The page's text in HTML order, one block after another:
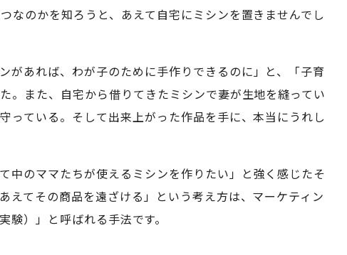
なのかを知ろうと、あえて自宅にミシンを置きませんでし
があれば、わが子のために手作りできるのに」と、「子育
。また、自宅から借りてきたミシンで妻が生地を縫ってい
っている。そして出来上がった作品を手に、本当にうれし
中のママたちが使えるミシンを作りたい」と強く感じたそ
えてその商品を遠ざける」という考え方は、マーケティン
）」と呼ばれる手法です。